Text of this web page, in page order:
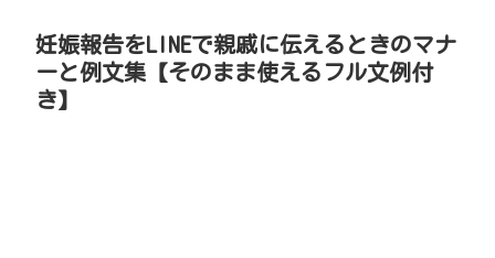
妊娠報告をLINEで親戚に伝えるときのマナ
ーと例文集【そのまま使えるフル文例付
き】